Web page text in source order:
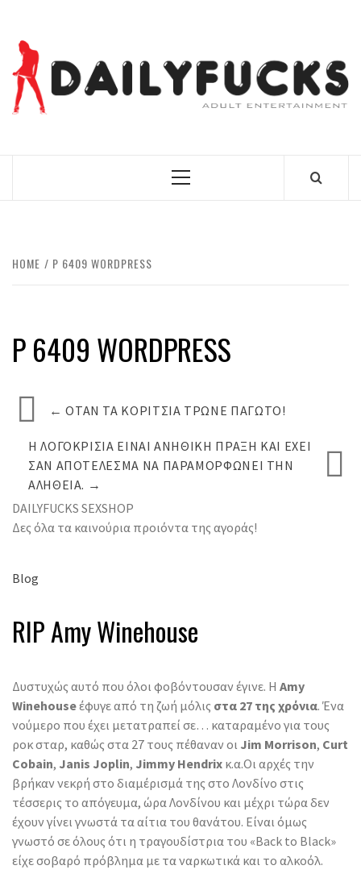
content
Primary
HOME P 6409 WORDPRESS
P 6409 WORDPRESS
← ΌΤΑΝ ΤΑ ΚΟΡΊΤΣΙΑ ΤΡΏΝΕ ΠΑΓΩΤΌ!
Η ΛΟΓΟΚΡΙΣΊΑ ΕΊΝΑΙ ΑΝΉΘΙΚΗ ΠΡΆΞΗ ΚΑΙ ΈΧΕΙ
ΣΑΝ ΑΠΟΤΈΛΕΣΜΑ ΝΑ ΠΑΡΑΜΟΡΦΏΝΕΙ ΤΗΝ
ΑΛΉΘΕΙΑ. →
DAILYFUCKS SEXSHOP
Δες όλα τα καινούρια προιόντα της αγοράς!
Blog
RIP Amy Winehouse
Δυστυχώς αυτό που όλοι φοβόντουσαν έγινε. Η Amy
Winehouseέφυγε από τη ζωή μόλις στα 27 της χρόνια. Ένα
νούμερο που έχει μετατραπεί σε… καταραμένο για τους
ροκ σταρ, καθώς στα 27 τους πέθαναν οι Jim Morrison, Curt
Cobain, Janis Joplin, Jimmy Hendrix κ.α.Οι αρχές την
βρήκαν νεκρή στο διαμέρισμά της στο Λονδίνο στις
τέσσερις το απόγευμα, ώρα Λονδίνου και μέχρι τώρα δεν
έχουν γίνει γνωστά τα αίτια του θανάτου. Είναι όμως
γνωστό σε όλους ότι η τραγουδίστρια του «Back to Black»
είχε σοβαρό πρόβλημα με τα ναρκωτικά και το αλκοόλ.